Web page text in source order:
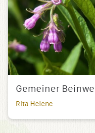
Gemeiner Beinwell
Rita Helene